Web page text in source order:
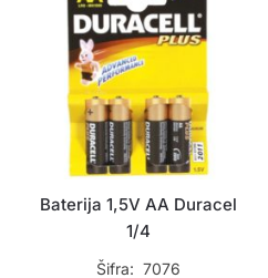
Baterija 1,5V AA Duracel
1/4
Šifra: 7076